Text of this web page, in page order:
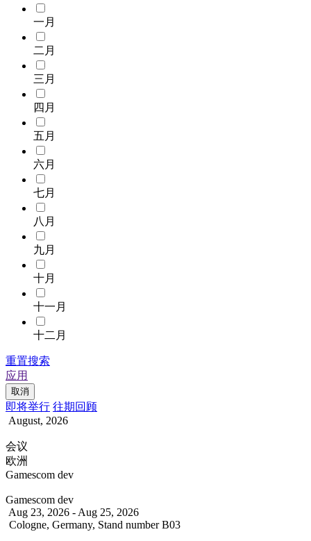
一月
二月
三月
四月
五月
六月
七月
八月
九月
十月
十一月
十二月
重置搜索
应用
取消
即将举行 往期回顾
August, 2026
会议
欧洲
Gamescom dev
Gamescom dev
Aug 23, 2026 - Aug 25, 2026
Cologne, Germany, Stand number B03